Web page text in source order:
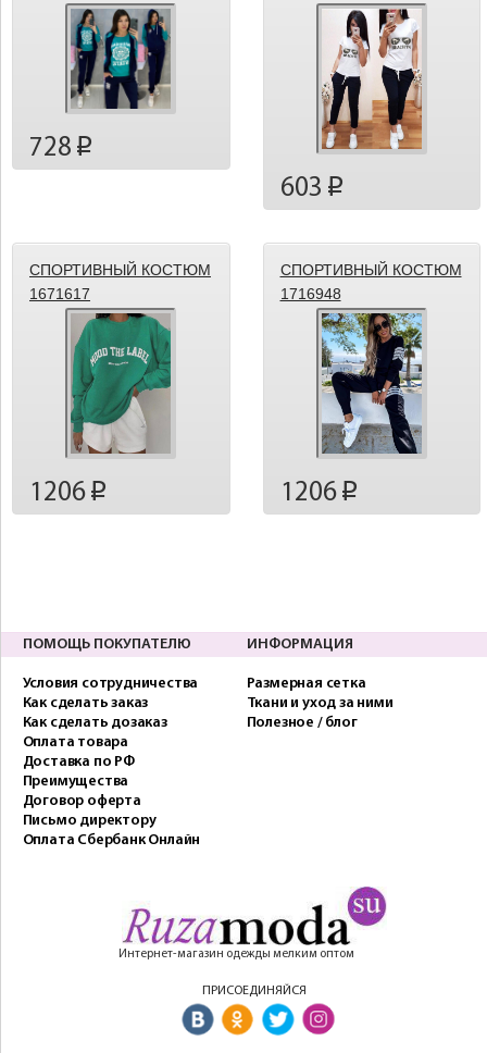
728 p
603 p
СПОРТИВНЫЙ КОСТЮМ
1671617
1206 p
СПОРТИВНЫЙ КОСТЮМ
1716948
1206p
ПОМОЩЬ ПОКУПАТЕЛЮ
Условия сотрудничества
Как сделать заказ
Как сделать дозаказ
Оплата товара
Доставка по РФ
Преимущества
Договор оферта
Письмо директору
Оплата Сбербанк Онлайн
ИНФОРМАЦИЯ
Размерная сетка
Ткани и уход за ними
Полезное / блог
Интернет-магазин одежды мелким оптом
ПРИСОЕДИНЯЙСЯ